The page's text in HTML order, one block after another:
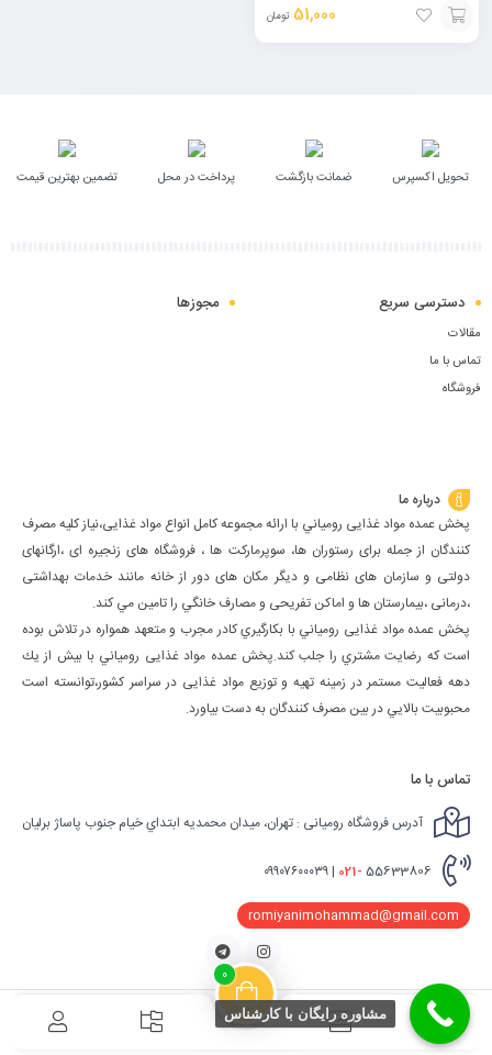
51,000 تومان
افزودن
0
تحویل اکسپرس ضمانت بازگشت پرداخت در محل تضمین بهترین قیمت
دسترسی سریع
مقالات
تماس با ما
فروشگاه
مجوزها
درباره ما
پخش عمده مواد غذایی رومياني با ارائه مجموعه كامل انواع مواد غذایی،نياز كليه مصرف
كنندگان از جمله برای رستوران ها، سوپرمارکت ها ، فروشگاه های زنجیره ای ،ارگانهای
دولتی و سازمان های نظامی و دیگر مکان های دور از خانه مانند خدمات بهداشتی
،درمانی ،بیمارستان ها و اماکن تفریحی و مصارف خانگي را تامین مي كند.
پخش عمده مواد غذایی رومياني با بكارگيري كادر مجرب و متعهد همواره در تلاش بوده
است كه رضايت مشتري را جلب كند.پخش عمده مواد غذایی رومياني با بيش از يك
دهه فعاليت مستمر در زمينه تهيه و توزيع مواد غذایی در سراسر كشور،توانسته است
محبوبيت بالايي در بين مصرف كنندگان به دست بياورد.
تماس با ما
آدرس فروشگاه رومیانی : تهران، ميدان محمديه ابتداي خيام جنوب پاساژ برليان
021- 55633806 | ٠٩٩٠٧٦٠٠٠٣٩
romiyanimohammad@gmail.com
اینستاگرام
کلیه حقوق مادی و معنوی برای این سایت محفوظ می باشد و هرگونه کپی برداری شامل
مشاوره رایگان با کارشناس